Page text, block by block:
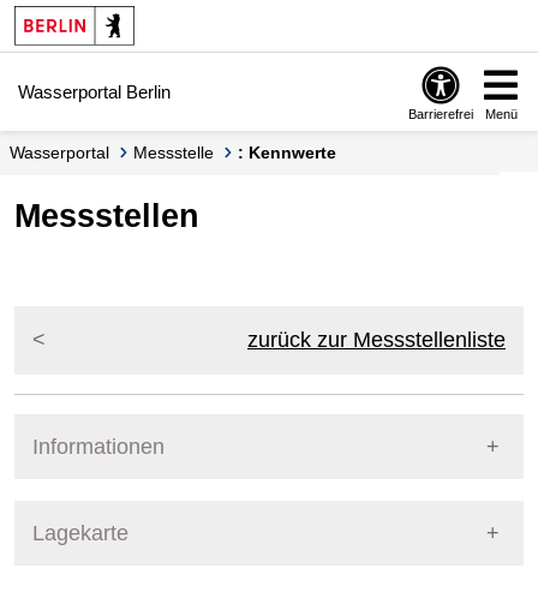
Springe zur Navigation
Springe zum Inhalt
Wasserportal Berlin
Barrierefrei Menü
Wasserportal Messstelle : Kennwerte
Messstellen
zurück zur Messstellenliste
Informationen
Lagekarte